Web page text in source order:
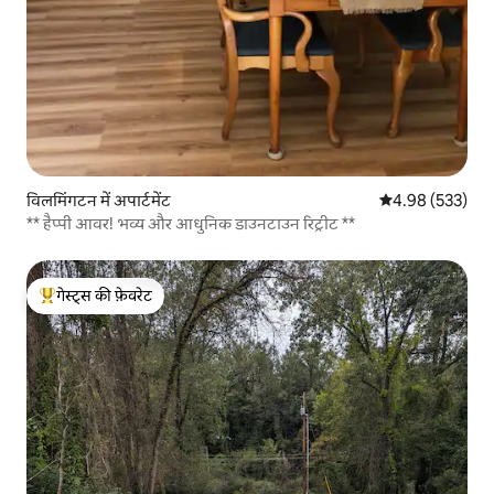
विलमिंगटन में अपार्टमेंट औसत रेटिंग 5 में से
4.98 (533)
** हैप्पी आवर! भव्य और आधुनिक डाउनटाउन रिट्रीट **
गेस्ट्स का टॉप फ़ेवरेट
गेस्ट्स की फ़ेवरेट